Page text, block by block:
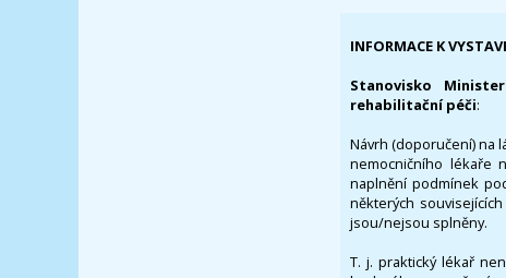
INFORMACE K
Stanovisko
rehabilitační péči:
Návrh (doporučení) na
nemocničního lékaře
naplnění podmínek
některých
jsou/nejsou splněny.
T. j. praktický lékař